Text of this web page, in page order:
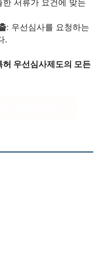
한 서류가 요건에 맞는
: 우선심사를 요청하는
.
우선심사제도의 모든